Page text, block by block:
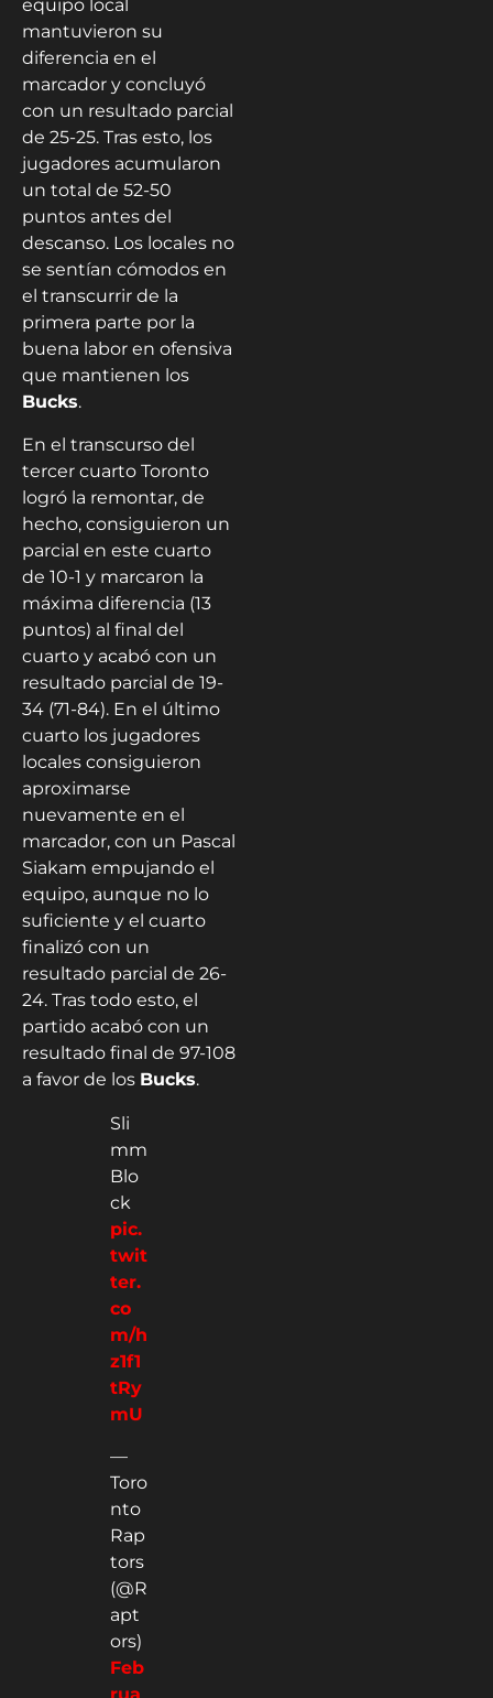
equipo local
mantuvieron su
diferencia en el
marcador y concluyó
con un resultado parcial
de 25-25. Tras esto, los
jugadores acumularon
un total de 52-50
puntos antes del
descanso. Los locales no
se sentían cómodos en
el transcurrir de la
primera parte por la
buena labor en ofensiva
que mantienen los
Bucks.
En el transcurso del
tercer cuarto Toronto
logró la remontar, de
hecho, consiguieron un
parcial en este cuarto
de 10-1 y marcaron la
máxima diferencia (13
puntos) al final del
cuarto y acabó con un
resultado parcial de 19-
34 (71-84). En el último
cuarto los jugadores
locales consiguieron
aproximarse
nuevamente en el
marcador, con un Pascal
Siakam empujando el
equipo, aunque no lo
suficiente y el cuarto
finalizó con un
resultado parcial de 26-
24. Tras todo esto, el
partido acabó con un
resultado final de 97-108
a favor de los Bucks.
Sli
mm
Blo
ck
pic.
twit
ter.
co
m/h
z1f1
tRy
mU
—
Toro
nto
Rap
tors
(@R
apt
ors)
Feb